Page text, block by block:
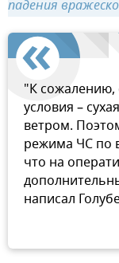
падения
"К сожалению,
условия –
ветром.
режима ЧС по
что на
написал